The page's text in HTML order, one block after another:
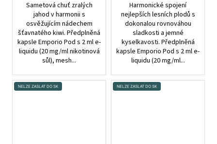
Sametová chuť zralých
jahod v harmonii s
osvěžujícím nádechem
šťavnatého kiwi. Předplněná
kapsle Emporio Pod s 2 ml e-
liquidu (20 mg/ml nikotinová
sůl), mesh...
Harmonické spojení
nejlepších lesních plodů s
dokonalou rovnováhou
sladkosti a jemné
kyselkavosti. Předplněná
kapsle Emporio Pod s 2 ml e-
liquidu (20 mg/ml...
NELZE ZASLAT DO SK NELZE ZASLAT DO SK